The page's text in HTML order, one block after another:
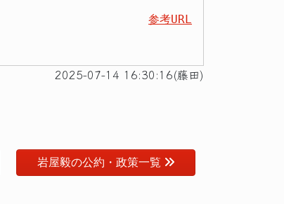
参考URL
2025-07-14 16:30:16(藤田)
岩屋毅の公約・政策一覧